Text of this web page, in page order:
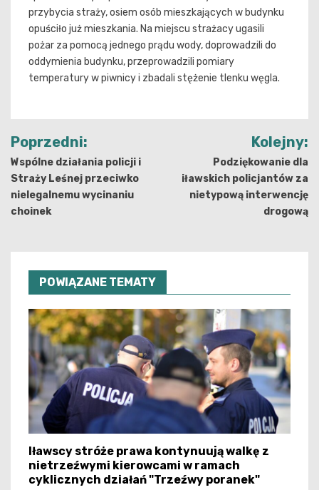
przybycia straży, osiem osób mieszkających w budynku
opuściło już mieszkania. Na miejscu strażacy ugasili
pożar za pomocą jednego prądu wody, doprowadzili do
oddymienia budynku, przeprowadzili pomiary
temperatury w piwnicy i zbadali stężenie tlenku węgla.
Nawigacja
wpisu
Poprzedni:
Wspólne działania policji i
Straży Leśnej przeciwko
nielegalnemu wycinaniu
choinek
Kolejny:
Podziękowanie dla
iławskich policjantów za
nietypową interwencję
drogową
POWIĄZANE TEMATY
Iławscy stróże prawa kontynuują walkę z
nietrzeźwymi kierowcami w ramach
cyklicznych działań "Trzeźwy poranek"